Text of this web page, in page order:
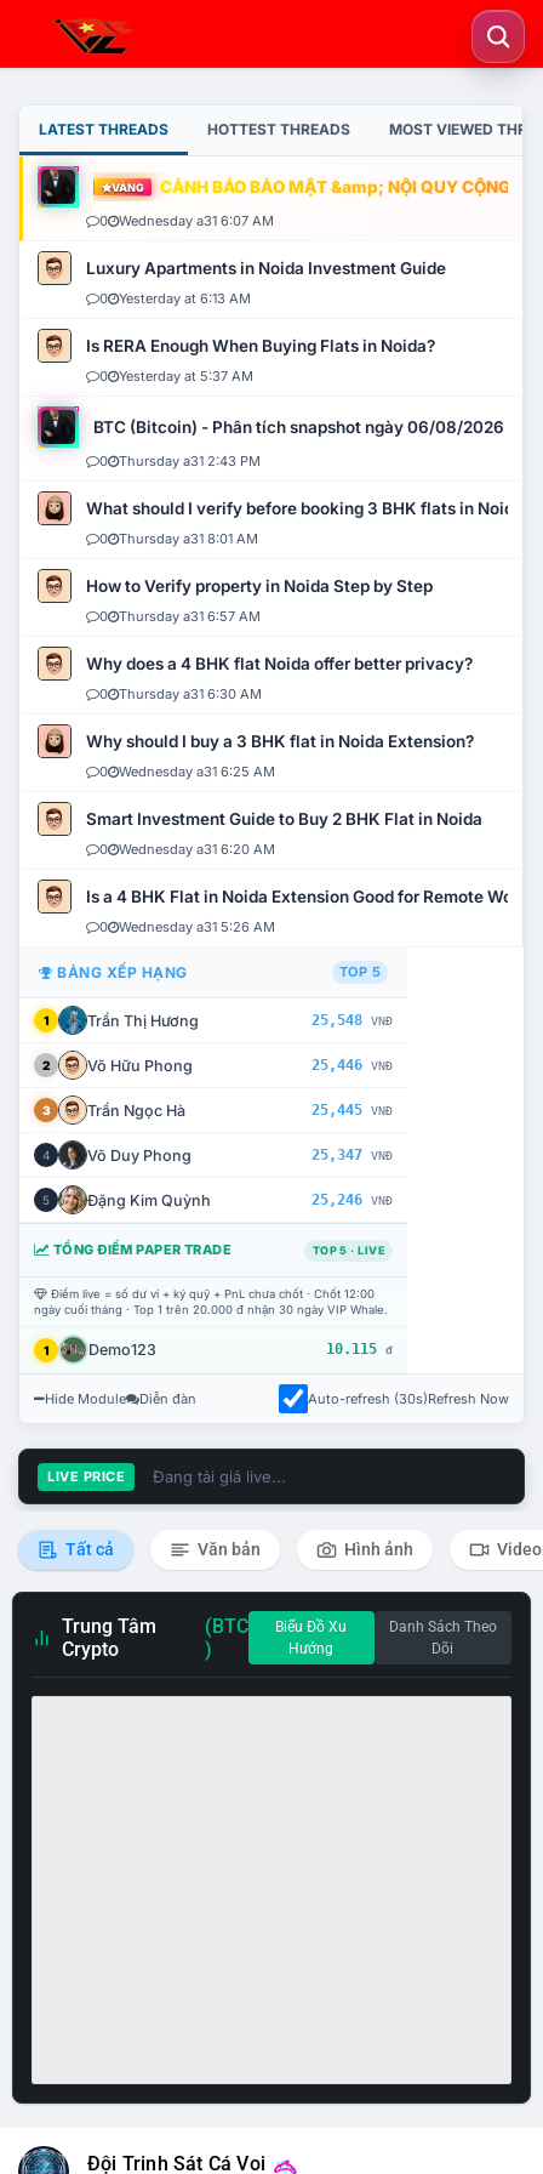
LATEST THREADS HOTTEST THREADS MOST VIEWED
VÀNG CẢNH BÁO BẢO MẬT &amp; NỘI QUY CỘNG
0 Wednesday a31 6:07 AM
Luxury Apartments in Noida Investment Guide
0 Yesterday at 6:13 AM
Is RERA Enough When Buying Flats in Noida?
0 Yesterday at 5:37 AM
BTC (Bitcoin) - Phân tích snapshot ngày 06/08/2026
0 Thursday a31 2:43 PM
What should I verify before booking 3 BHK flats in Noida?
0 Thursday a31 8:01 AM
How to Verify property in Noida Step by Step
0 Thursday a31 6:57 AM
Why does a 4 BHK flat Noida offer better privacy?
0 Thursday a31 6:30 AM
Why should I buy a 3 BHK flat in Noida Extension?
0 Wednesday a31 6:25 AM
Smart Investment Guide to Buy 2 BHK Flat in Noida
0 Wednesday a31 6:20 AM
Is a 4 BHK Flat in Noida Extension Good for Remote Work?
0 Wednesday a31 5:26 AM
BẢNG XẾP HẠNG TOP 5
1 Trần Thị Hương 25,548 VNĐ
2 Võ Hữu Phong 25,446 VNĐ
3 Trần Ngọc Hà 25,445 VNĐ
4 Võ Duy Phong 25,347 VNĐ
5 Đặng Kim Quỳnh 25,246 VNĐ
TỔNG ĐIỂM PAPER TRADE TOP 5 · LIVE
Điểm live = số dư ví + ký quỹ + PnL chưa chốt · Chốt 12:00
ngày cuối tháng · Top 1 trên 20.000 đ nhận 30 ngày VIP Whale.
1 Demo123 10.115 đ
Hide Module Diễn đàn Auto-refresh (30s)Refresh Now
LIVE PRICE Đang tải giá live...
Tất cả Văn bản Hình ảnh Video
Trung Tâm
Crypto
(BTC
)
Biểu Đồ Xu
Hướng
Danh Sách Theo
Dõi
Đội Trinh Sát Cá Voi